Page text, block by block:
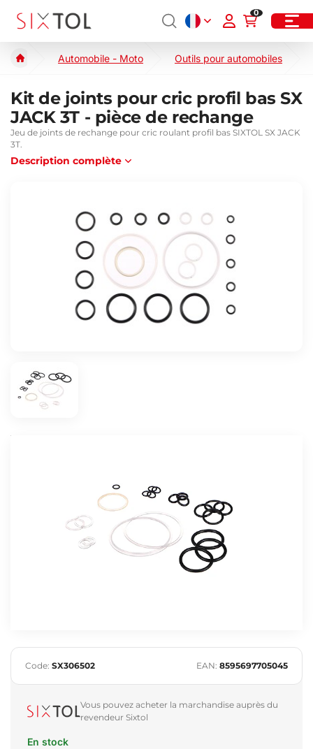
0
Automobile - Moto Outils pour automobiles
Kit de joints pour cric profil bas SX
JACK 3T - pièce de rechange
Jeu de joints de rechange pour cric roulant profil bas SIXTOL SX JACK
3T.
Description complète
Code: SX306502 EAN: 8595697705045
Vous pouvez acheter la marchandise auprès du
revendeur Sixtol
En stock